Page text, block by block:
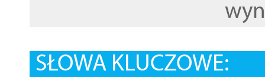
SŁOWA KLUCZOWE: